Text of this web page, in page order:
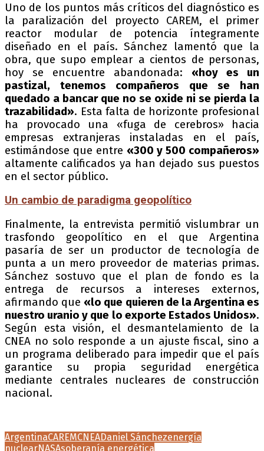
Uno de los puntos más críticos del diagnóstico es
la paralización del proyecto CAREM, el primer
reactor modular de potencia íntegramente
diseñado en el país. Sánchez lamentó que la
obra, que supo emplear a cientos de personas,
hoy se encuentre abandonada: «hoy es un
pastizal, tenemos compañeros que se han
quedado a bancar que no se oxide ni se pierda la
trazabilidad». Esta falta de horizonte profesional
ha provocado una «fuga de cerebros» hacia
empresas extranjeras instaladas en el país,
estimándose que entre «300 y 500 compañeros»
altamente calificados ya han dejado sus puestos
en el sector público.
Un cambio de paradigma geopolítico
Finalmente, la entrevista permitió vislumbrar un
trasfondo geopolítico en el que Argentina
pasaría de ser un productor de tecnología de
punta a un mero proveedor de materias primas.
Sánchez sostuvo que el plan de fondo es la
entrega de recursos a intereses externos,
afirmando que «lo que quieren de la Argentina es
nuestro uranio y que lo exporte Estados Unidos».
Según esta visión, el desmantelamiento de la
CNEA no solo responde a un ajuste fiscal, sino a
un programa deliberado para impedir que el país
garantice su propia seguridad energética
mediante centrales nucleares de construcción
nacional.
ArgentinaCAREMCNEADaniel Sánchezenergía
nuclearNASAsoberanía energética